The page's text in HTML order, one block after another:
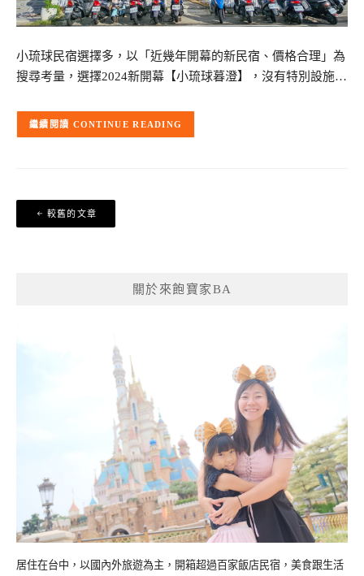
小琉球民宿選擇多，以「近幾年開幕的新民宿、價格合理」為
搜尋考量，選擇2024新開幕【小琉球暮澄】，沒有特別設施…
CONTINUE READING
文
章
較舊的文章
關於來飽寶家BA
居住在台中，以國內外旅遊為主，開箱超過百家飯店民宿，美食跟生活